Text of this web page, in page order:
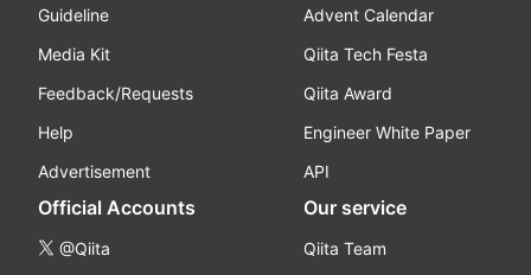
Guideline
Media Kit
Feedback/Requests
Help
Advertisement
Advent Calendar
Qiita Tech Festa
Qiita Award
Engineer White Paper
API
Official Accounts
@Qiita
Our service
Qiita Team